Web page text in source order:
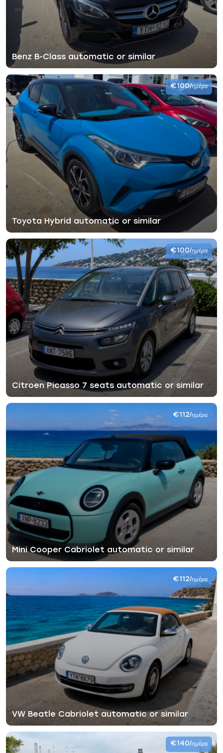
Benz B-Class automatic or similar
Toyota Hybrid automatic or similar
€100/ημέρα
Citroen Picasso 7 seats automatic or similar
€100/ημέρα
Mini Cooper Cabriolet automatic or similar
€112/ημέρα
VW Beatle Cabriolet automatic or similar
€112/ημέρα
€140/ημέρα